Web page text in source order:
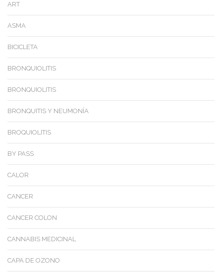
ART
ASMA
BICICLETA
BRONQUIOLITIS
BRONQUIOLITIS
BRONQUITIS Y NEUMONÍA
BROQUIOLITIS
BY PASS
CALOR
CANCER
CANCER COLON
CANNABIS MEDICINAL
CAPA DE OZONO